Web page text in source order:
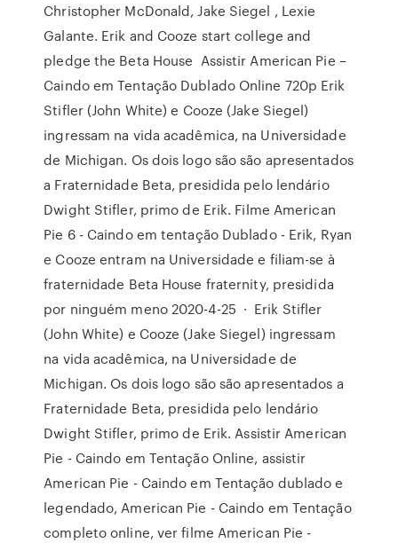
Christopher McDonald, Jake Siegel , Lexie
Galante. Erik and Cooze start college and
pledge the Beta House Assistir American Pie –
Caindo em Tentação Dublado Online 720p Erik
Stifler (John White) e Cooze (Jake Siegel)
ingressam na vida acadêmica, na Universidade
de Michigan. Os dois logo são são apresentados
a Fraternidade Beta, presidida pelo lendário
Dwight Stifler, primo de Erik. Filme American
Pie 6 - Caindo em tentação Dublado - Erik, Ryan
e Cooze entram na Universidade e filiam-se à
fraternidade Beta House fraternity, presidida
por ninguém meno 2020-4-25 · Erik Stifler
(John White) e Cooze (Jake Siegel) ingressam
na vida acadêmica, na Universidade de
Michigan. Os dois logo são são apresentados a
Fraternidade Beta, presidida pelo lendário
Dwight Stifler, primo de Erik. Assistir American
Pie - Caindo em Tentação Online, assistir
American Pie - Caindo em Tentação dublado e
legendado, American Pie - Caindo em Tentação
completo online, ver filme American Pie -